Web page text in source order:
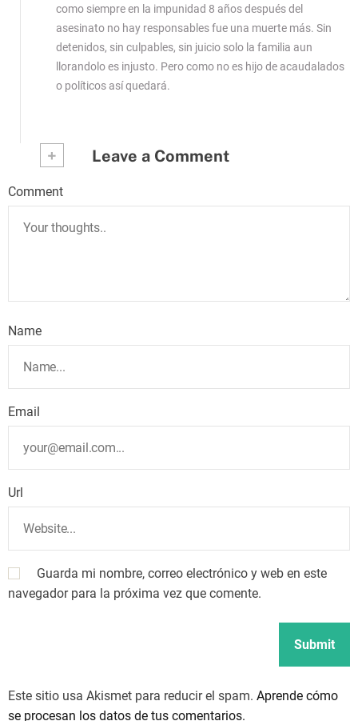
como siempre en la impunidad 8 años después del
asesinato no hay responsables fue una muerte más. Sin
detenidos, sin culpables, sin juicio solo la familia aun
llorandolo es injusto. Pero como no es hijo de acaudalados
o políticos así quedará.
+ Leave a Comment
Comment
Name
Email
Url
Guarda mi nombre, correo electrónico y web en este
navegador para la próxima vez que comente.
Este sitio usa Akismet para reducir el spam. Aprende cómo
se procesan los datos de tus comentarios.